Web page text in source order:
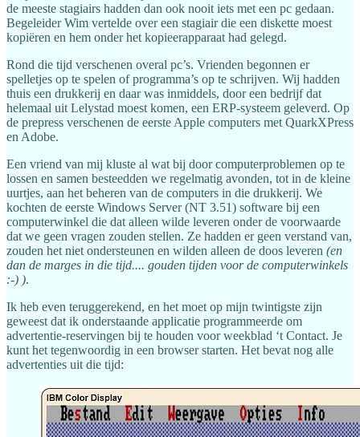
de meeste stagiairs hadden dan ook nooit iets met een pc gedaan.
Begeleider Wim vertelde over een stagiair die een diskette moest
kopiëren en hem onder het kopieerapparaat had gelegd.
Rond die tijd verschenen overal pc’s. Vrienden begonnen er
spelletjes op te spelen of programma’s op te schrijven. Wij hadden
thuis een drukkerij en daar was inmiddels, door een bedrijf dat
helemaal uit Lelystad moest komen, een ERP-systeem geleverd. Op
de prepress verschenen de eerste Apple computers met QuarkXPress
en Adobe.
Een vriend van mij kluste al wat bij door computerproblemen op te
lossen en samen besteedden we regelmatig avonden, tot in de kleine
uurtjes, aan het beheren van de computers in die drukkerij. We
kochten de eerste Windows Server (NT 3.51) software bij een
computerwinkel die dat alleen wilde leveren onder de voorwaarde
dat we geen vragen zouden stellen. Ze hadden er geen verstand van,
zouden het niet ondersteunen en wilden alleen de doos leveren (en
dan de marges in die tijd.... gouden tijden voor de computerwinkels
:-) ).
Ik heb even teruggerekend, en het moet op mijn twintigste zijn
geweest dat ik onderstaande applicatie programmeerde om
advertentie-reservingen bij te houden voor weekblad ‘t Contact. Je
kunt het tegenwoordig in een browser starten. Het bevat nog alle
advertenties uit die tijd: